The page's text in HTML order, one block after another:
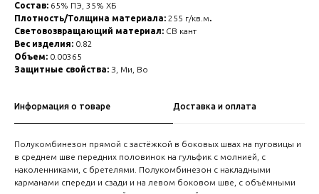
Состав: 65% ПЭ, 35% ХБ
Плотность/Толщина материала: 255 г/кв.м.
Световозвращающий материал: СВ кант
Вес изделия: 0.82
Объем: 0.00365
Защитные свойства: З, Ми, Во
Информация о товаре Доставка и оплата
Полукомбинезон прямой с застёжкой в боковых швах на пуговицы и
в среднем шве передних половинок на гульфик с молнией, с
наколенниками, с бретелями. Полукомбинезон с накладными
карманами спереди и сзади и на левом боковом шве, с объёмными